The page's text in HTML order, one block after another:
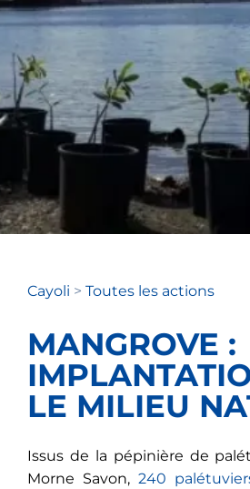
Cayoli > Toutes les actions
MANGROVE :
LE MILIEU
Issus de la pépinière de
Morne Savon, 240